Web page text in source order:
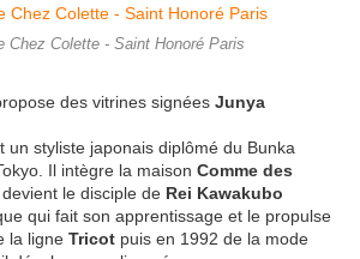
Chez Colette - Saint Honoré Paris
des vitrines signées Junya
un styliste japonais diplômé du Bunka
Il intègre la maison Comme des
le disciple de Rei Kawakubo
qui fait son apprentissage et le propulse
la ligne Tricot puis en 1992 de la mode